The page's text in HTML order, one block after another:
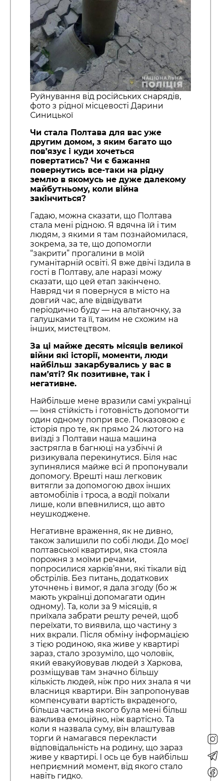
Руйнування від російських снарядів,
фото з рідної місцевості Дарини
Синицької
Чи стала Полтава для вас уже
другим домом, з яким багато що
пов’язує і куди хочеться
повертатись? Чи є бажання
повернутись все-таки на рідну
землю в якомусь не дуже далекому
майбутньому, коли війна
закінчиться?
Гадаю, можна сказати, що Полтава
стала мені рідною. Я вдячна їй і тим
людям, з якими я там познайомилася,
зокрема, за те, що допомогли
“закрити” прогалини в моїй
гуманітарній освіті. Я вже двічі їздила в
гості в Полтаву, але наразі можу
сказати, що цей етап закінчено.
Навряд чи я повернуся в місто на
довгий час, але відвідувати
періодично буду — на альтаночку, за
галушками та її, таким не схожим на
інших, мистецтвом.
За ці майже десять місяців великої
війни які історії, моменти, люди
найбільш закарбувались у вас в
пам’яті? Як позитивне, так і
негативне.
Найбільше мене вразили самі українці
— їхня стійкість і готовність допомогти
один одному попри все. Показовою є
історія про те, як прямо 24 лютого на
виїзді з Полтави наша машина
застрягла в багнюці на узбіччі й
ризикувала перекинутися. Біля нас
зупинялися майже всі й пропонували
допомогу. Врешті наш легковик
витягли за допомогою двох інших
автомобілів і троса, а водії поїхали
лише, коли впевнилися, що авто
неушкоджене.
Негативне враження, як не дивно,
також залишили по собі люди. До моєї
полтавської квартири, яка стояла
порожня з моїми речами,
попросилися харків’яни, які тікали від
обстрілів. Без питань, додаткових
уточнень і вимог, я дала згоду (бо ж
мають українці допомагати один
одному). Та, коли за 9 місяців, я
приїхала забрати решту речей, щоб
переїхати, то виявила, що частину з
них вкрали. Після обміну інформацією
з тією родиною, яка живе у квартирі
зараз, стало зрозуміло, що чоловік,
який евакуйовував людей з Харкова,
розміщував там значно більшу
кількість людей, ніж про них знала я чи
власниця квартири. Він запропонував
компенсувати вартість вкраденого,
більша частина якого була мені більш
важлива емоційно, ніж вартісно. Та
коли я назвала суму, він влаштував
торги й намагався перекласти
відповідальність на родину, що зараз
живе у квартирі. І ось це був найбільш
неприємний момент, від якого стало
навіть гидко.